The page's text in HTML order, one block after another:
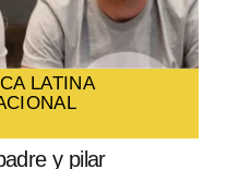
LATINA
y pilar